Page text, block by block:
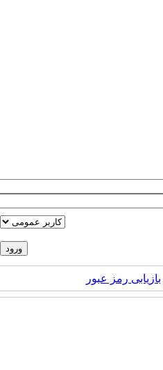
رمز عبور